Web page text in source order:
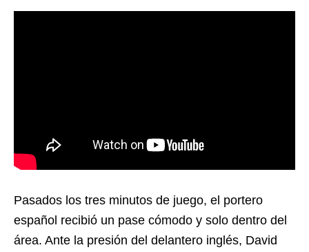
Pasados los tres minutos de juego, el portero
español recibió un pase cómodo y solo dentro del
área. Ante la presión del delantero inglés, David